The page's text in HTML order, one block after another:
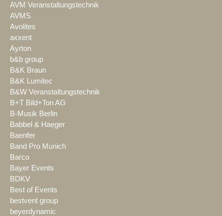
AVM Veranstaltungstechnik
AVMS
Avolites
axxent
Ayrton
b&b group
B&K Braun
B&K Lumitec
B&W Veranstaltungstechnik
B+T Bild+Ton AG
B-Musik Berlin
Babbel & Haeger
Baenfer
Band Pro Munich
Barco
Bayer Events
BDKV
Best of Events
bestvent group
beyerdynamic